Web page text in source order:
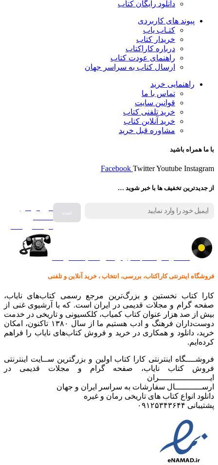
دانلود رایگان کتاب
پیوند های کاربردی
کتـاب یاب
خریدار کتاب
درباره کاراکتاب
راهنمای عودت کتاب
ارسال کتاب به سراسر جهان
راهنمایی خرید
تماس با ما
قوانین سایت
خرید تلفنی کتاب
خرید آنلاین کتاب
مشاوره قبل خرید
با ما همراه باشید
Facebook TwitterYoutube Instagram
از جدیدترین تخفیف ها با خبر شوید …
فروش انواع
فروشگاه اینترنتی کاراکتاب، بررسی، انتخاب ، خرید آنلاین و تلفنی
کارا کتاب نخستین و بزرگ‌ترین مرجع رسمی کتاب‌های نایاب،
صفحه گرام و مجلات قدیمی در ایران است. که با آرشیوی غنی از
بیش از صد هزار عنوان کتاب کمیاب، کلکسیونی و تاریخی در خدمت
دوست‌داران فرهنگ و ادب هستیم ما از سال ۱۳۸۰ تاکنون، امکان
خرید، دانلود و همکاری در خرید و فروش کتاب‌های نایاب را فراهم
کرده‌ایم.
فروشــــگاه اینترنتی کارا کتاب اولین و بزرگترین ســایت اینترنتی
فروش کتاب نایاب، صفحه گرام و مجلات قدیمی در
ایـــــــــــــــــــــران
ارســـــــــــال سفارشات به سراسر ایران و جهان
دانلود انواع کتاب های تاریخی رمان و غیره
پشتیبانی ۰۹۱۲۵۳۴۳۶۴۴